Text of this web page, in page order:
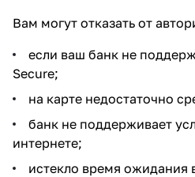
Вам могут отказать от
если ваш банк не
Secure;
на карте недостаточно
банк не поддерживает
интернете;
истекло время ожидания